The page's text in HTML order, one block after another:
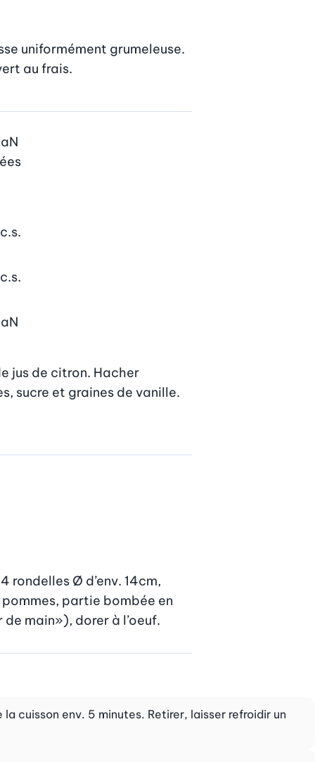
uniformément grumeleuse.
au frais.
c.s.
c.s.
jus de citron. Hacher
sucre et graines de vanille.
rondelles Ø d’env. 14cm,
partie bombée en
main»), dorer à l’oeuf.
cuisson env. 5 minutes. Retirer, laisser refroidir un